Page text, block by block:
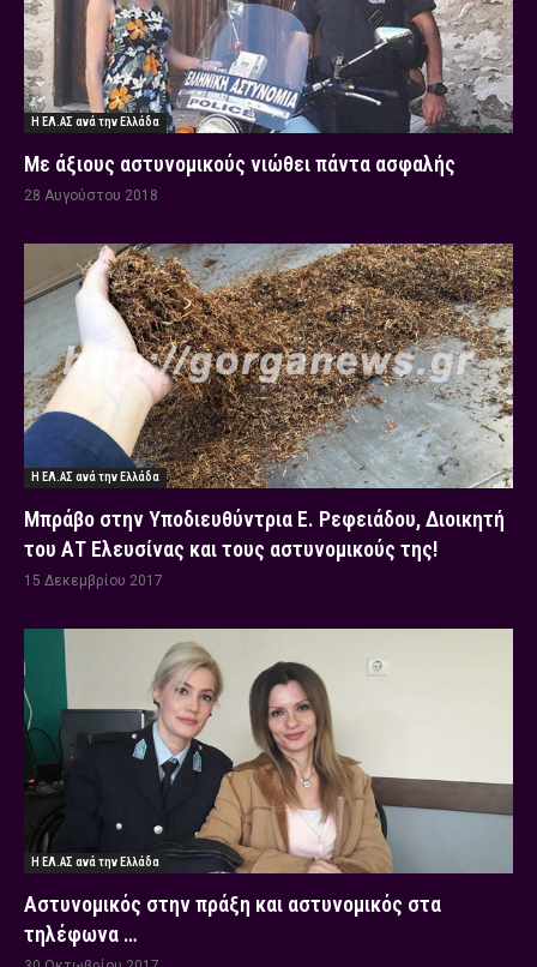
Η ΕΛ.ΑΣ ανά την Ελλάδα
Με άξιους αστυνομικούς νιώθει πάντα ασφαλής
28 Αυγούστου 2018
Η ΕΛ.ΑΣ ανά την Ελλάδα
Μπράβο στην Υποδιευθύντρια Ε. Ρεφειάδου, Διοικητή
του ΑΤ Ελευσίνας και τους αστυνομικούς της!
15 Δεκεμβρίου 2017
Η ΕΛ.ΑΣ ανά την Ελλάδα
Αστυνομικός στην πράξη και αστυνομικός στα
τηλέφωνα …